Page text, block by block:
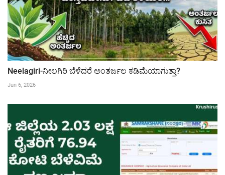
Neelagiri-ನೀಲಗಿರಿ ಬೆಳೆದರೆ ಅಂತರ್ಜಲ ಕಡಿಮೆಯಾಗುತ್ತಾ?
Jun 6, 2026